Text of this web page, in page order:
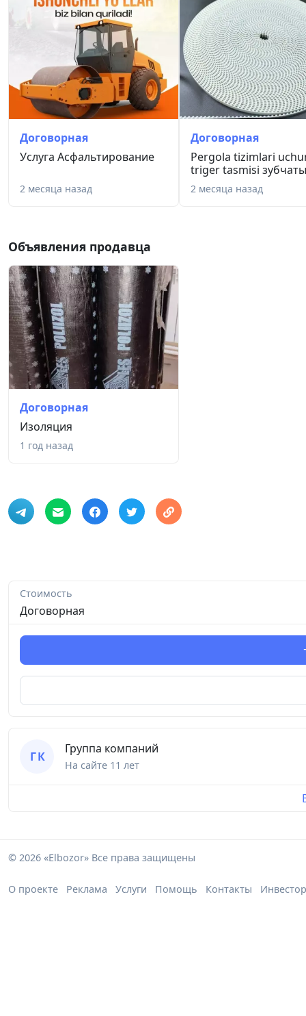
Договорная
Услуга Асфальтирование
2 месяца назад
Договорная
Pergola tizimlari
triger tasmisi
2 месяца назад
Объявления продавца
Договорная
Изоляция
1 год назад
Стоимость
Договорная
Г К
Группа компаний
На сайте 11 лет
© 2026 «Elbozor» Все права защищены
О проекте Реклама Услуги Помощь Контакты